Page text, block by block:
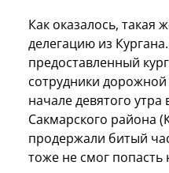
Как оказалось, такая
делегацию из
предоставленный
сотрудники
начале девятого
Сакмарского района
продержали битый
тоже не смог попасть